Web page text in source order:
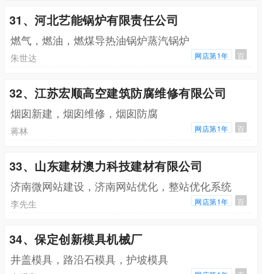
31、河北艺能锅炉有限责任公司
燃气，燃油，燃煤导热油锅炉蒸汽锅炉
朱世达 网店第1年 百
32、江苏宏顺高空建筑防腐维修有限公司
烟囱新建，烟囱维修，烟囱防腐
蒋林 网店第1年 百
33、山东建材澳力科技建材有限公司
济南微网站建设，济南网站优化，整站优化系统
李先生 网店第1年 百
34、保定创新模具机械厂
井盖模具，路沿石模具，护坡模具